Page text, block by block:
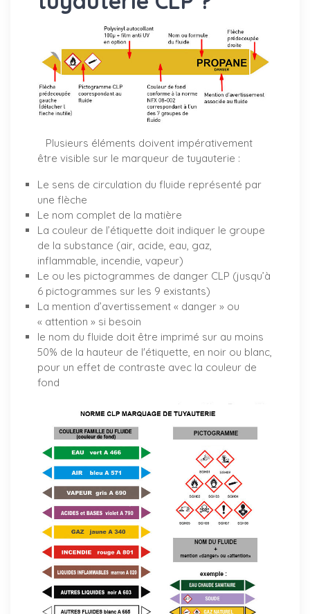
Plusieurs éléments doivent impérativement
être visible sur le marqueur de tuyauterie :
Le sens de circulation du fluide représenté par
une flèche
Le nom complet de la matière
La couleur de l’étiquette doit indiquer le groupe
de la substance (air, acide, eau, gaz,
inflammable, incendie, vapeur)
Le ou les pictogrammes de danger CLP (jusqu’à
6 pictogrammes sur les 9 existants)
La mention d’avertissement « danger » ou
« attention » si besoin
le nom du fluide doit être imprimé sur au moins
50% de la hauteur de l'étiquette, en noir ou blanc,
pour un effet de contraste avec la couleur de
fond